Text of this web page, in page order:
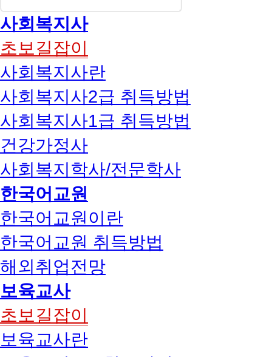
사회복지사
초보길잡이
사회복지사란
사회복지사2급 취득방법
사회복지사1급 취득방법
건강가정사
사회복지학사/전문학사
한국어교원
한국어교원이란
한국어교원 취득방법
해외취업전망
보육교사
초보길잡이
보육교사란